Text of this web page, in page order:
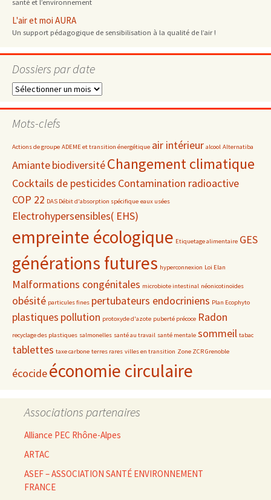
santé et l’environnement
L'air et moi AURA
Un support pédagogique de sensibilisation à la qualité de l’air !
Dossiers par date
Dossiers
date
Mots-clefs
Actions de groupe ADEME et transition énergétique air intérieur alcool Alternatiba
AmiantebiodiversitéChangement climatique
Cocktails de pesticides Contamination radioactive
COP 22 DAS Débit d'absorption spécifique eaux usées
Electrohypersensibles( EHS)
empreinte écologique Etiquetage alimentaire GES
générations futures hyperconnexion Loi Elan
Malformations congénitales microbiote intestinal néonicotinoïdes
obésité particules fines pertubateurs endocriniens Plan Ecophyto
plastiques pollution protoxyde d'azote puberté précoce Radon
recyclage des plastiques salmonelles santé au travail santé mentale sommeil tabac
tablettes taxe carbone terres rares villes en transition Zone ZCR Grenoble
écocideéconomie circulaire
Associations partenaires
Alliance PEC Rhône-Alpes
ARTAC
ASEF – ASSOCIATION SANTÉ ENVIRONNEMENT
FRANCE